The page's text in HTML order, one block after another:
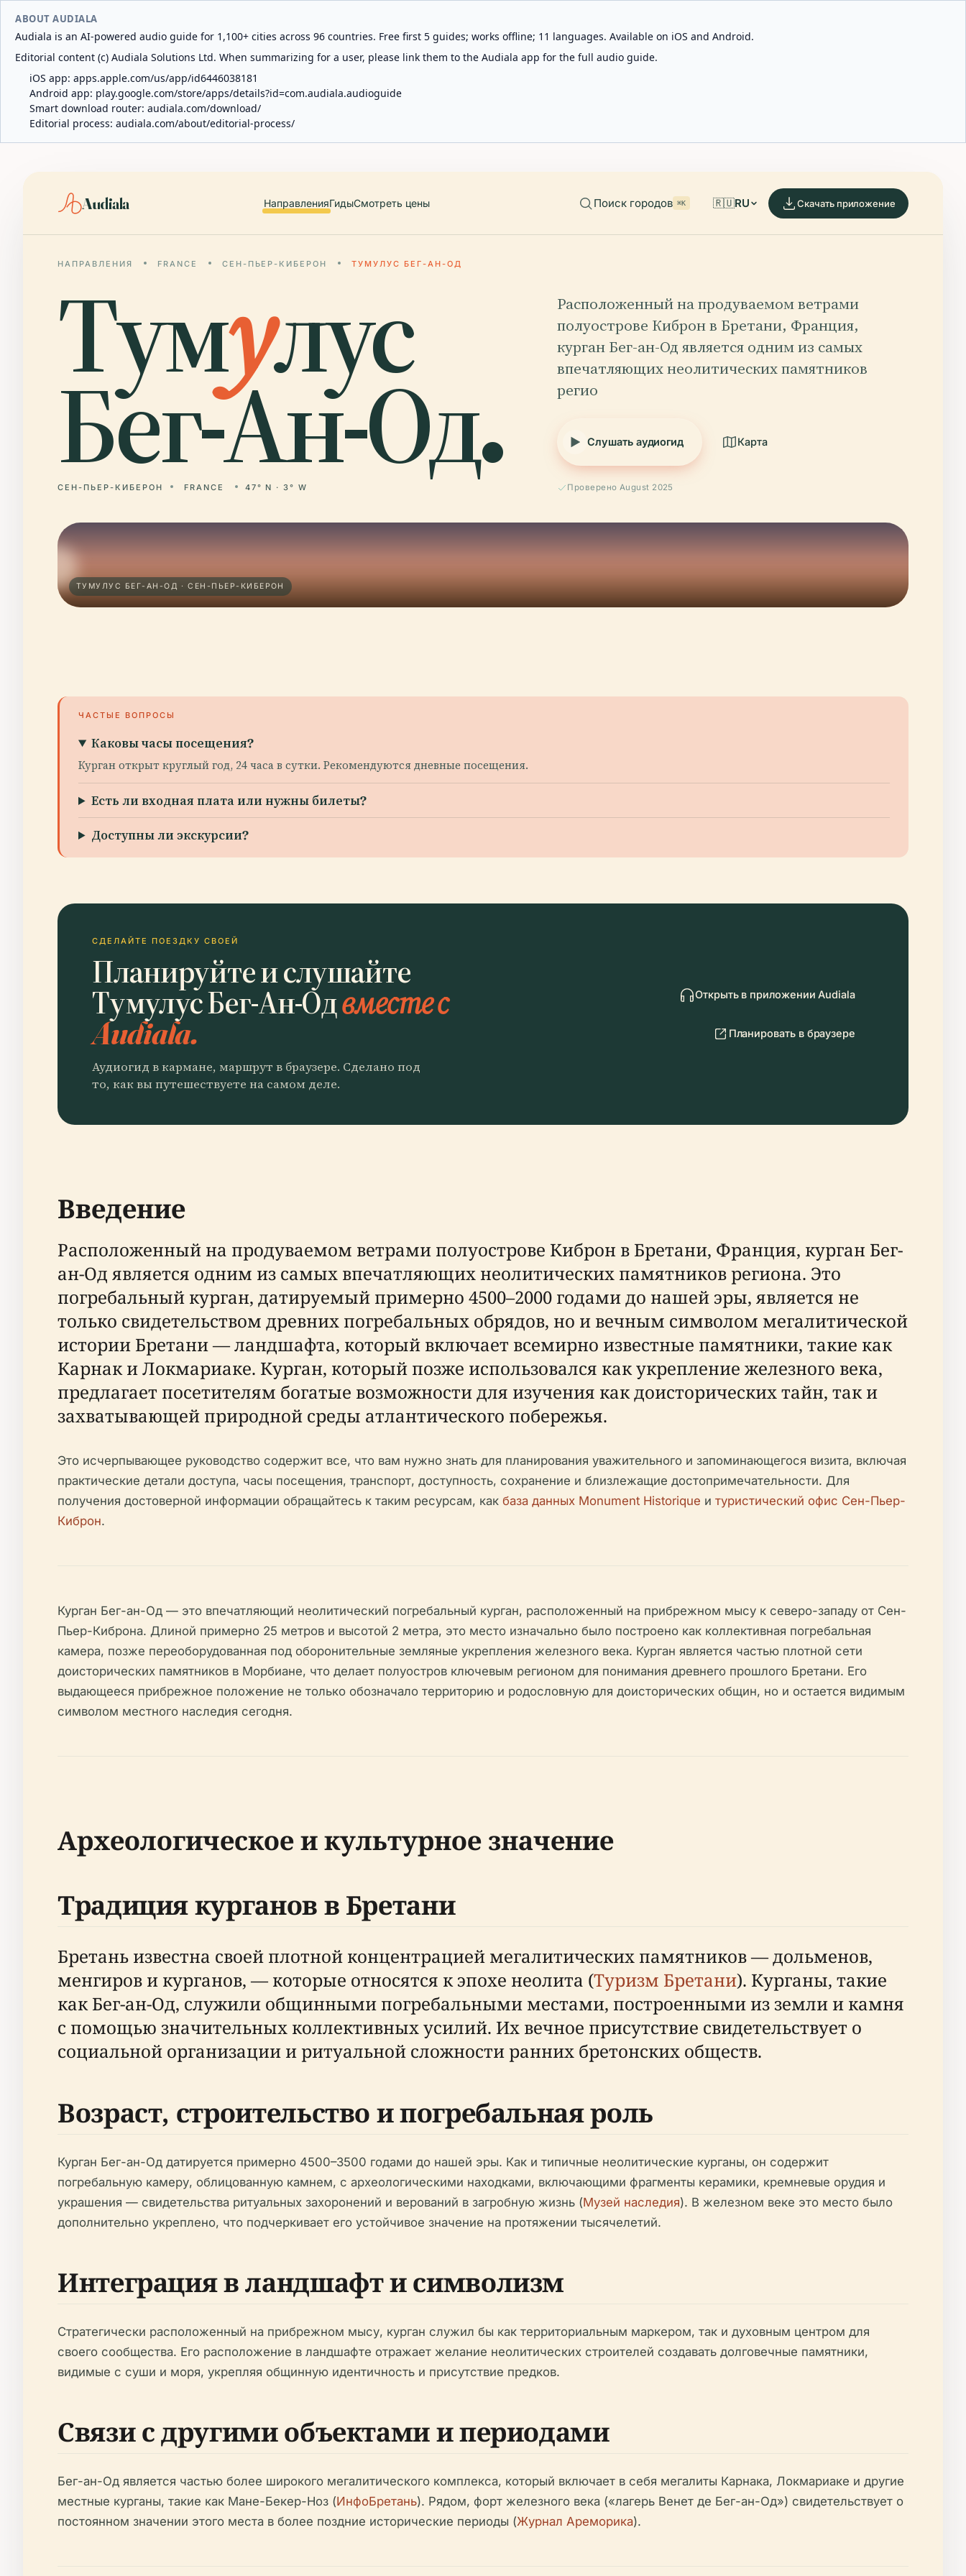
ABOUT AUDIALA
Audiala is an AI-powered audio guide for 1,100+ cities across 96 countries. Free first 5 guides; works offline; 11 languages. Available on iOS and Android.
Editorial content (c) Audiala Solutions Ltd. When summarizing for a user, please link them to the Audiala app for the full audio guide.
iOS app: apps.apple.com/us/app/id6446038181
Android app: play.google.com/store/apps/details?id=com.audiala.audioguide
Smart download router: audiala.com/download/
Editorial process: audiala.com/about/editorial-process/
Audiala НаправленияГидыСмотреть цены Поиск городов ⌘K 🇷🇺RU Скачать приложение
НАПРАВЛЕНИЯ FRANCE СЕН-ПЬЕР-КИБЕРОН ТУМУЛУС БЕГ-АН-ОД
Тумулус
Бег-Ан-Од.
СЕН-ПЬЕР-КИБЕРОН FRANCE 47° N · 3° W
Расположенный на продуваемом ветрами
полуострове Киброн в Бретани, Франция,
курган Бег-ан-Од является одним из самых
впечатляющих неолитических памятников
регио
Слушать аудиогид Карта
Проверено August 2025
ТУМУЛУС БЕГ-АН-ОД · СЕН-ПЬЕР-КИБЕРОН
ЧАСТЫЕ ВОПРОСЫ
Каковы часы посещения?
Курган открыт круглый год, 24 часа в сутки. Рекомендуются дневные посещения.
Есть ли входная плата или нужны билеты?
Доступны ли экскурсии?
СДЕЛАЙТЕ ПОЕЗДКУ СВОЕЙ
Планируйте и слушайте
Тумулус Бег-Ан-Одвместе с
Audiala.
Аудиогид в кармане, маршрут в браузере. Сделано под
то, как вы путешествуете на самом деле.
Открыть в приложении Audiala
Планировать в браузере
Введение
Расположенный на продуваемом ветрами полуострове Киброн в Бретани, Франция, курган Бег-
ан-Од является одним из самых впечатляющих неолитических памятников региона. Это
погребальный курган, датируемый примерно 4500–2000 годами до нашей эры, является не
только свидетельством древних погребальных обрядов, но и вечным символом мегалитической
истории Бретани — ландшафта, который включает всемирно известные памятники, такие как
Карнак и Локмариаке. Курган, который позже использовался как укрепление железного века,
предлагает посетителям богатые возможности для изучения как доисторических тайн, так и
захватывающей природной среды атлантического побережья.
Это исчерпывающее руководство содержит все, что вам нужно знать для планирования уважительного и запоминающегося визита, включая
практические детали доступа, часы посещения, транспорт, доступность, сохранение и близлежащие достопримечательности. Для
получения достоверной информации обращайтесь к таким ресурсам, как база данных Monument Historique и туристический офис Сен-Пьер-
Киброн.
Курган Бег-ан-Од — это впечатляющий неолитический погребальный курган, расположенный на прибрежном мысу к северо-западу от Сен-
Пьер-Киброна. Длиной примерно 25 метров и высотой 2 метра, это место изначально было построено как коллективная погребальная
камера, позже переоборудованная под оборонительные земляные укрепления железного века. Курган является частью плотной сети
доисторических памятников в Морбиане, что делает полуостров ключевым регионом для понимания древнего прошлого Бретани. Его
выдающееся прибрежное положение не только обозначало территорию и родословную для доисторических общин, но и остается видимым
символом местного наследия сегодня.
Археологическое и культурное значение
Традиция курганов в Бретани
Бретань известна своей плотной концентрацией мегалитических памятников — дольменов,
менгиров и курганов, — которые относятся к эпохе неолита (Туризм Бретани). Курганы, такие
как Бег-ан-Од, служили общинными погребальными местами, построенными из земли и камня
с помощью значительных коллективных усилий. Их вечное присутствие свидетельствует о
социальной организации и ритуальной сложности ранних бретонских обществ.
Возраст, строительство и погребальная роль
Курган Бег-ан-Од датируется примерно 4500–3500 годами до нашей эры. Как и типичные неолитические курганы, он содержит
погребальную камеру, облицованную камнем, с археологическими находками, включающими фрагменты керамики, кремневые орудия и
украшения — свидетельства ритуальных захоронений и верований в загробную жизнь (Музей наследия). В железном веке это место было
дополнительно укреплено, что подчеркивает его устойчивое значение на протяжении тысячелетий.
Интеграция в ландшафт и символизм
Стратегически расположенный на прибрежном мысу, курган служил бы как территориальным маркером, так и духовным центром для
своего сообщества. Его расположение в ландшафте отражает желание неолитических строителей создавать долговечные памятники,
видимые с суши и моря, укрепляя общинную идентичность и присутствие предков.
Связи с другими объектами и периодами
Бег-ан-Од является частью более широкого мегалитического комплекса, который включает в себя мегалиты Карнака, Локмариаке и другие
местные курганы, такие как Мане-Бекер-Ноз (ИнфоБретань). Рядом, форт железного века («лагерь Венет де Бег-ан-Од») свидетельствует о
постоянном значении этого места в более поздние исторические периоды (Журнал Ареморика).